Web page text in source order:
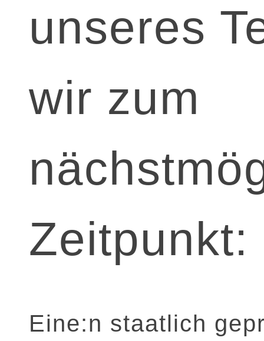
unseres
wir zum
Zeitpunkt:
Eine:n staatlich